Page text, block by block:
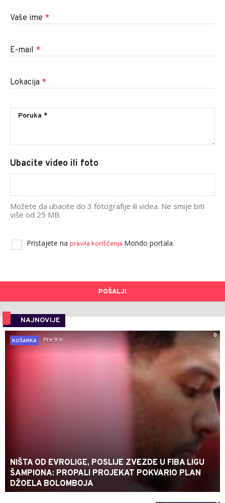
Vaše ime *
E-mail *
Lokacija *
Ubacite video ili foto
Možete da ubacite do 3 fotografije ili videa. Ne smije biti
više od 25 MB.
Pristajete na pravila korišćenja Mondo portala.
POŠALJI
NAJNOVIJE
0
KOŠARKA
Pre 9 h
NIŠTA OD EVROLIGE, POSLIJE ZVEZDE U FIBA LIGU
ŠAMPIONA: PROPALI PROJEKAT POKVARIO PLAN
DŽOELA BOLOMBOJA